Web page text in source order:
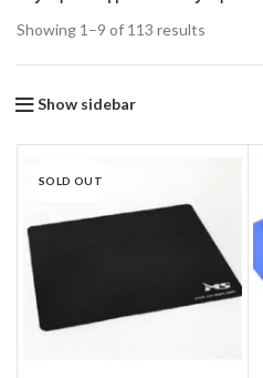
Showing 1–9 of 113 results
high
Show sidebar
SOLD OUT